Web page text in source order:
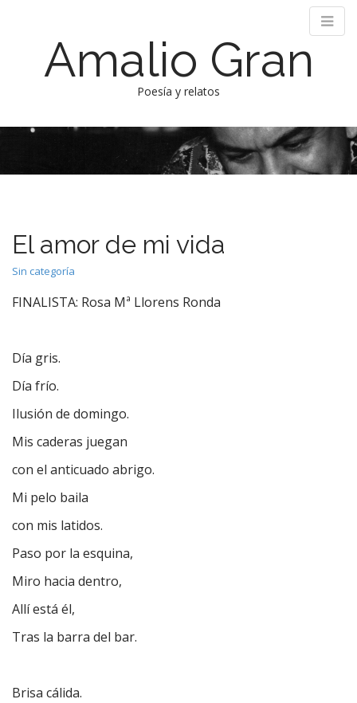
Amalio Gran
Poesía y relatos
M
n
u
p
o
t
e
El amor de mi vida
Sin categoría
FINALISTA: Rosa Mª Llorens Ronda
Día gris.
Día frío.
Ilusión de domingo.
Mis caderas juegan
con el anticuado abrigo.
Mi pelo baila
con mis latidos.
Paso por la esquina,
Miro hacia dentro,
Allí está él,
Tras la barra del bar.
Brisa cálida.